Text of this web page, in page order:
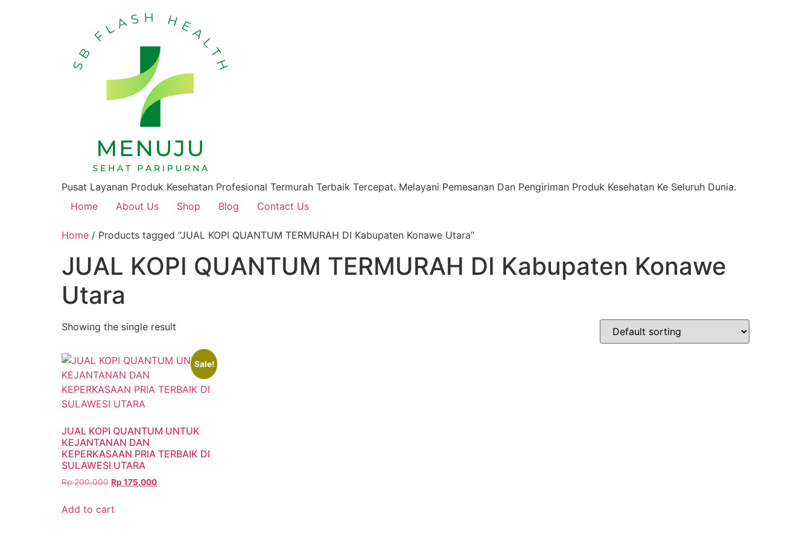
Pusat Layanan Produk Kesehatan Profesional Termurah Terbaik Tercepat. Melayani Pemesanan Dan Pengiriman Produk Kesehatan Ke Seluruh Dunia.
Home
About Us Shop Blog Contact Us
Home / Products tagged “JUAL KOPI QUANTUM TERMURAH DI Kabupaten Konawe Utara”
JUAL KOPI QUANTUM TERMURAH DI Kabupaten Konawe
Utara
Showing the single result
Sale!
JUAL KOPI QUANTUM UNTUK
KEJANTANAN DAN
KEPERKASAAN PRIA TERBAIK DI
SULAWESI UTARA
Rp200.000 Rp 175.000
Add to cart